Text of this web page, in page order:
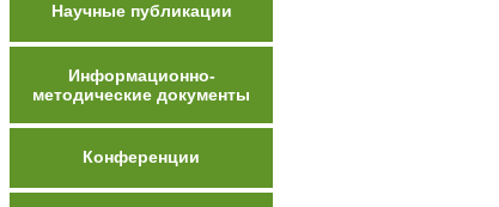
Научные публикации
Информационно-
методические документы
Конференции